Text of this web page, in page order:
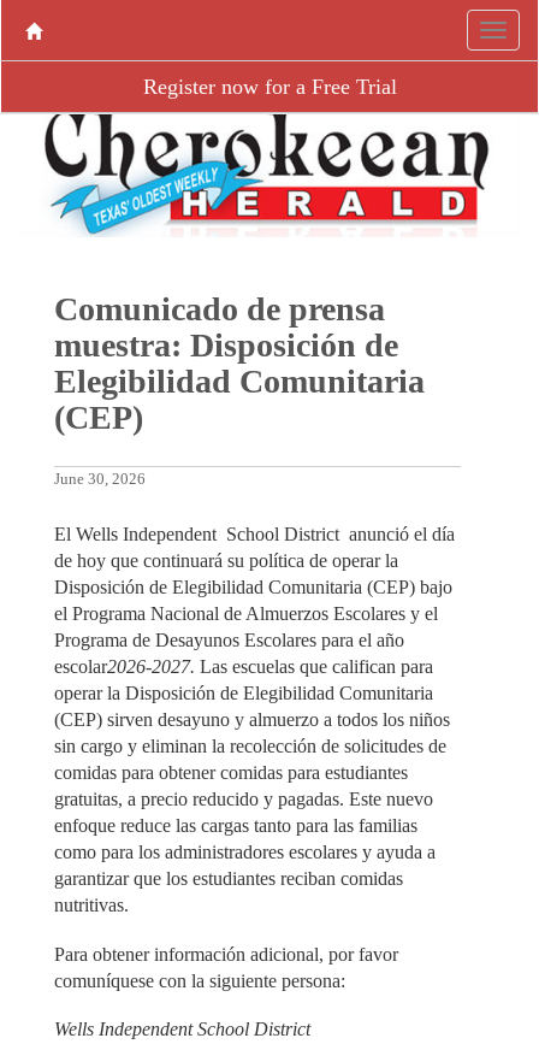
Register now for a Free Trial
Comunicado de prensa
muestra: Disposición de
Elegibilidad Comunitaria
(CEP)
June 30, 2026
El Wells Independent School District anunció el día
de hoy que continuará su política de operar la
Disposición de Elegibilidad Comunitaria (CEP) bajo
el Programa Nacional de Almuerzos Escolares y el
Programa de Desayunos Escolares para el año
escolar2026-2027. Las escuelas que califican para
operar la Disposición de Elegibilidad Comunitaria
(CEP) sirven desayuno y almuerzo a todos los niños
sin cargo y eliminan la recolección de solicitudes de
comidas para obtener comidas para estudiantes
gratuitas, a precio reducido y pagadas. Este nuevo
enfoque reduce las cargas tanto para las familias
como para los administradores escolares y ayuda a
garantizar que los estudiantes reciban comidas
nutritivas.
Para obtener información adicional, por favor
comuníquese con la siguiente persona:
Wells Independent School District